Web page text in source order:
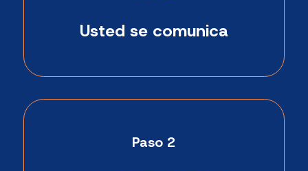
Usted se comunica
Paso 2